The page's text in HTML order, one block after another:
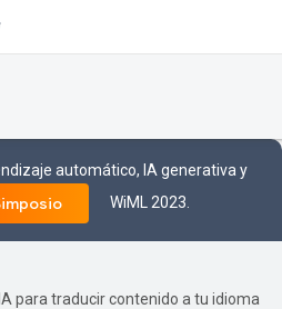
automático, IA generativa y
WiML 2023.
para traducir contenido a tu idioma